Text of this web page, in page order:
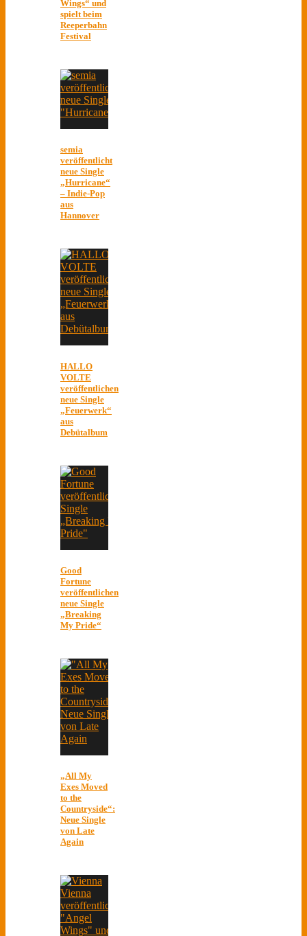
Wings“ und
spielt beim
Reeperbahn
Festival
semia
veröffentlicht
neue Single
„Hurricane“
– Indie-Pop
aus
Hannover
HALLO
VOLTE
veröffentlichen
neue Single
„Feuerwerk“
aus
Debütalbum
Good
Fortune
veröffentlichen
neue Single
„Breaking
My Pride“
„All My
Exes Moved
to the
Countryside“:
Neue Single
von Late
Again